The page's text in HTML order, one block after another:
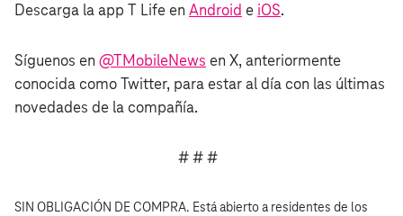
Descarga la app T Life en Android e iOS.
Síguenos en @TMobileNews en X, anteriormente
conocida como Twitter, para estar al día con las últimas
novedades de la compañía.
# # #
SIN OBLIGACIÓN DE COMPRA. Está abierto a residentes de los